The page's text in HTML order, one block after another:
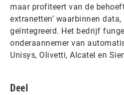
maar profiteert van de
extranetten’ waarbinnen
geïntegreerd. Het bedrijf
onderaannemer van
Unisys, Olivetti, Alcatel en
Deel